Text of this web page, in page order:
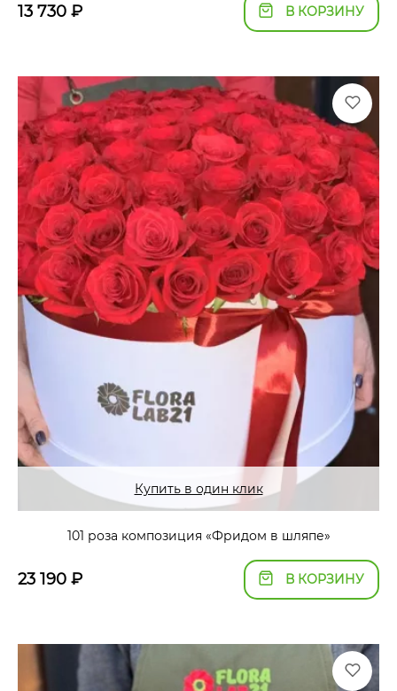
13 730 ₽ В КОРЗИНУ
Купить в один клик
101 роза композиция «Фридом в шляпе»
23 190 ₽ В КОРЗИНУ